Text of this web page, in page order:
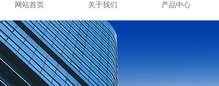
网站首页 关于我们 产品中心